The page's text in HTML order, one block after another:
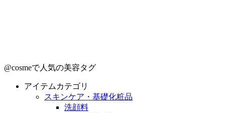
@cosmeで人気の美容タグ
アイテムカテゴリ
スキンケア・基礎化粧品
洗顔料